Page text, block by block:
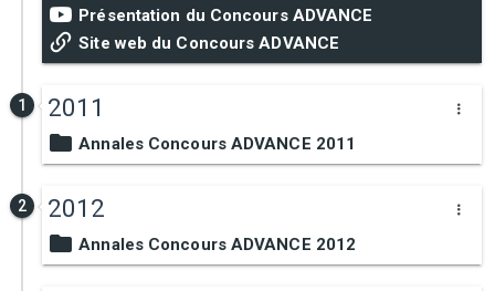
Présentation du Concours ADVANCE
Site web du Concours ADVANCE
1 2011
Annales Concours ADVANCE 2011
2 2012
Annales Concours ADVANCE 2012